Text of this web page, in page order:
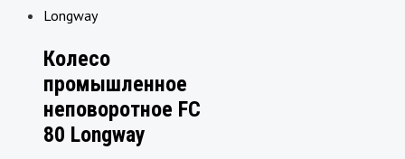
Колесо
промышленное
неповоротное FC
80 Longway